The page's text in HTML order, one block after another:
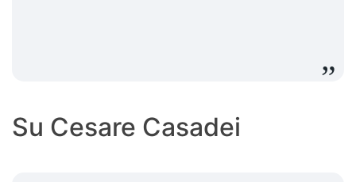
Su Cesare Casadei